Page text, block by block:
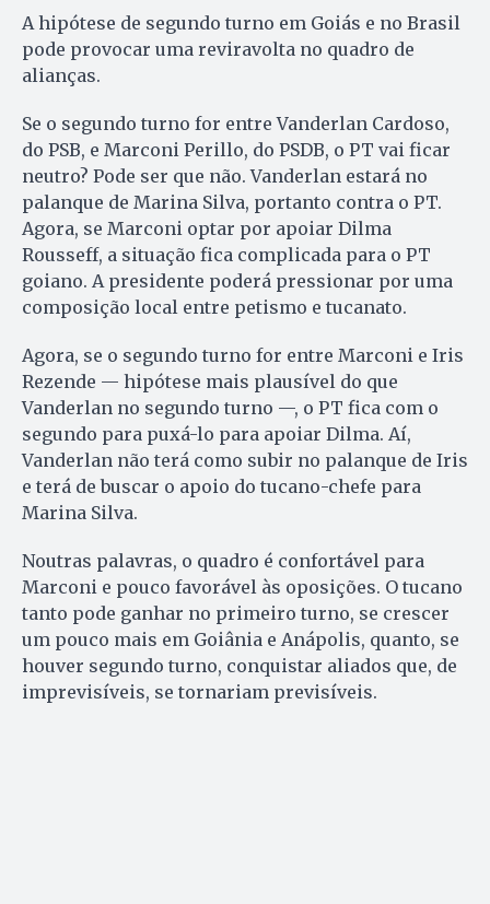
A hipótese de segundo turno em Goiás e no Brasil
pode provocar uma reviravolta no quadro de
alianças.
Se o segundo turno for entre Vanderlan Cardoso,
do PSB, e Marconi Perillo, do PSDB, o PT vai ficar
neutro? Pode ser que não. Vanderlan estará no
palanque de Marina Silva, portanto contra o PT.
Agora, se Marconi optar por apoiar Dilma
Rousseff, a situação fica complicada para o PT
goiano. A presidente poderá pressionar por uma
composição local entre petismo e tucanato.
Agora, se o segundo turno for entre Marconi e Iris
Rezende — hipótese mais plausível do que
Vanderlan no segundo turno —, o PT fica com o
segundo para puxá-lo para apoiar Dilma. Aí,
Vanderlan não terá como subir no palanque de Iris
e terá de buscar o apoio do tucano-chefe para
Marina Silva.
Noutras palavras, o quadro é confortável para
Marconi e pouco favorável às oposições. O tucano
tanto pode ganhar no primeiro turno, se crescer
um pouco mais em Goiânia e Anápolis, quanto, se
houver segundo turno, conquistar aliados que, de
imprevisíveis, se tornariam previsíveis.